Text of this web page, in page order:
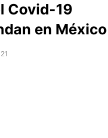
Covid-19
en México